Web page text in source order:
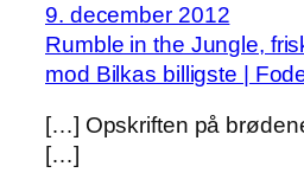
9. december 2012
Rumble in the Jungle,
mod Bilkas billigste |
[…] Opskriften på
[…]